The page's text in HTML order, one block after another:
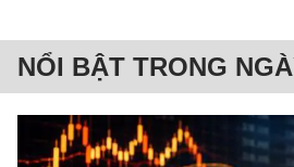
NỔI BẬT TRONG